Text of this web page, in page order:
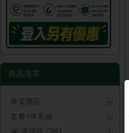
商品清單
筆電專區
套餐+準系統
U 處理器 CPU